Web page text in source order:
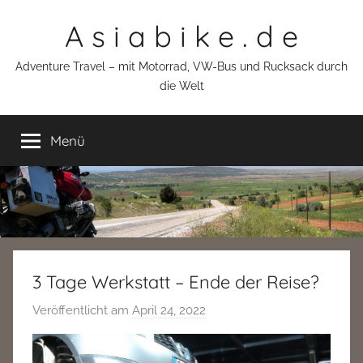
A s i a b i k e . d e
Adventure Travel – mit Motorrad, VW-Bus und Rucksack durch
die Welt
Menü
3 Tage Werkstatt – Ende der Reise?
Veröffentlicht am April 24, 2022
o
n